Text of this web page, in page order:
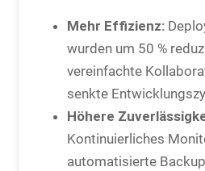
Mehr Effizienz:
wurden um 50 %
vereinfachte
senkte
Höhere
Kontinuierliches
automatisierte